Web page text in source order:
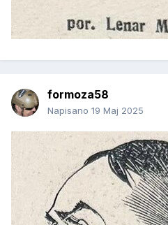
formoza58
Napisano 19 Maj 2025